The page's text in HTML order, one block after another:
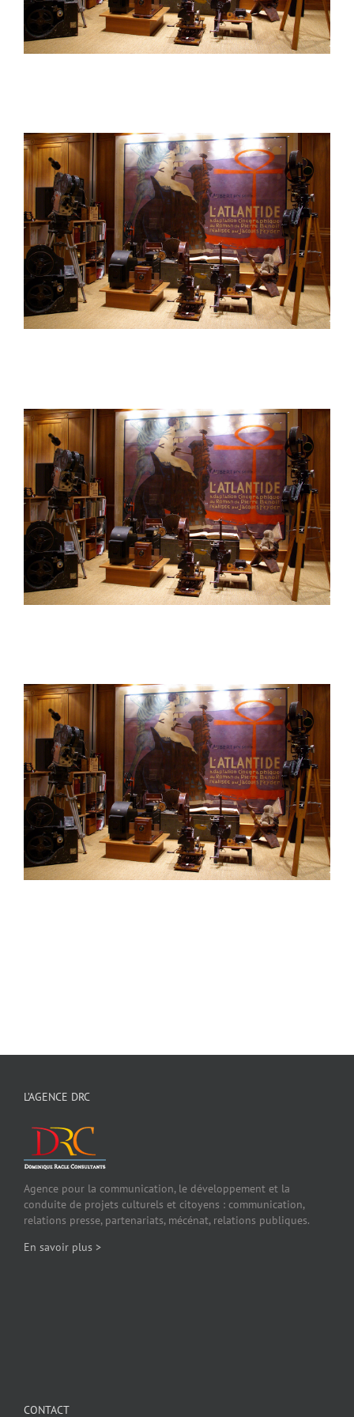
L’AGENCE DRC
Agence pour la communication, le développement et la
conduite de projets culturels et citoyens : communication,
relations presse, partenariats, mécénat, relations publiques.
En savoir plus >
CONTACT